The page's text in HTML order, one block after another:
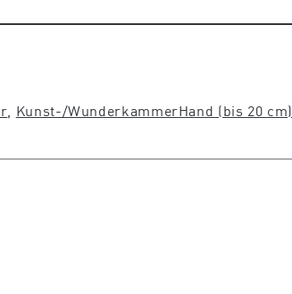
Kunst-/WunderkammerHand (bis 20 cm)